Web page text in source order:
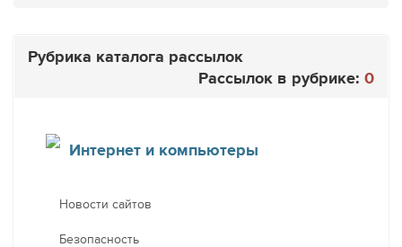
Рубрика каталога рассылок
Рассылок в рубрике: 0
Интернет и компьютеры
Новости сайтов
Безопасность